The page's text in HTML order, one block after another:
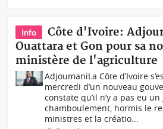
Info
Côte d'Ivoire:
Ouattara et Gon pour sa
ministère de l'agriculture
AdjoumaniLa Côte d’Ivoire
mercredi d’un nouveau
constate qu’il n’y a pas eu
chamboulement, hormis le
ministres et la créatio...